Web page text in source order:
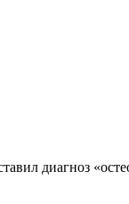
диагноз